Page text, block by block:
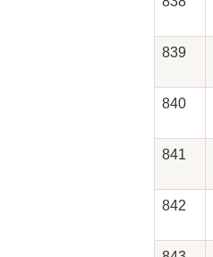
839
840
841
842